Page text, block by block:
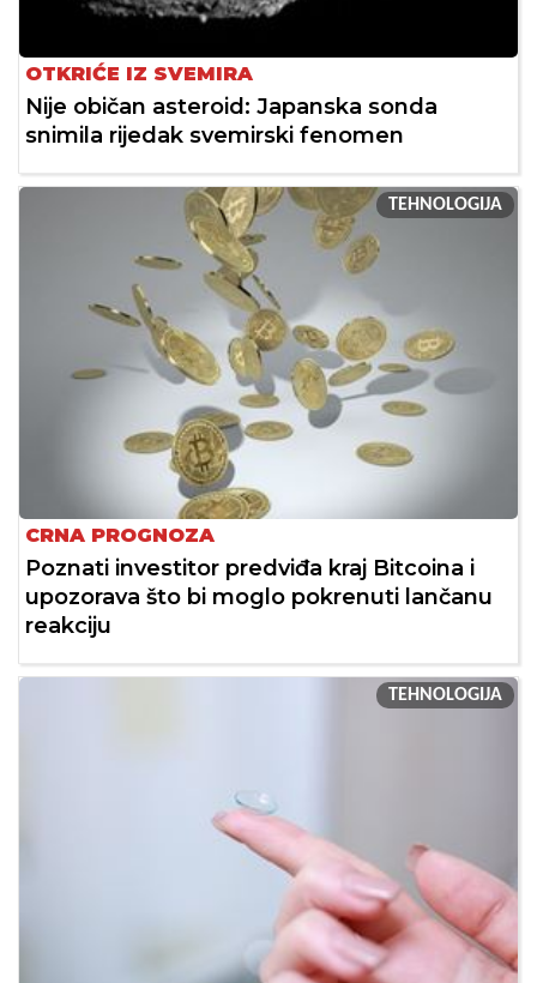
OTKRIĆE IZ SVEMIRA
Nije običan asteroid: Japanska sonda
snimila rijedak svemirski fenomen
TEHNOLOGIJA
CRNA PROGNOZA
Poznati investitor predviđa kraj Bitcoina i
upozorava što bi moglo pokrenuti lančanu
reakciju
TEHNOLOGIJA